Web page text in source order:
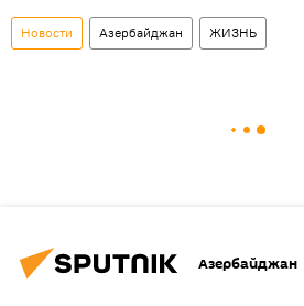
Новости Азербайджан ЖИЗНЬ
Азербайджан